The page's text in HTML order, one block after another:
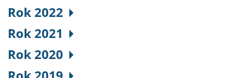
Rok 2022
Rok 2021
Rok 2020